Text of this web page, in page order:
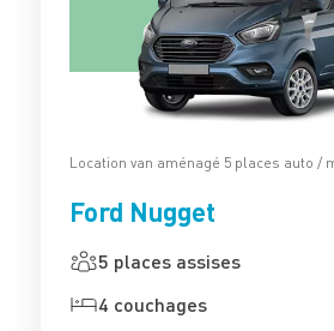
Location van aménagé 5 places auto /
Ford Nugget
5 places assises
4 couchages